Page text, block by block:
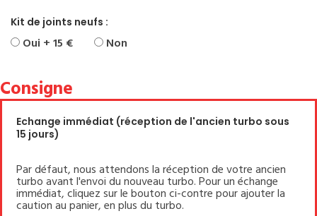
Kit de joints neufs :
Oui + 15 € Non
Consigne
Echange immédiat (réception de l'ancien turbo sous
15 jours)
Par défaut, nous attendons la réception de votre ancien
turbo avant l'envoi du nouveau turbo. Pour un échange
immédiat, cliquez sur le bouton ci-contre pour ajouter la
caution au panier, en plus du turbo.